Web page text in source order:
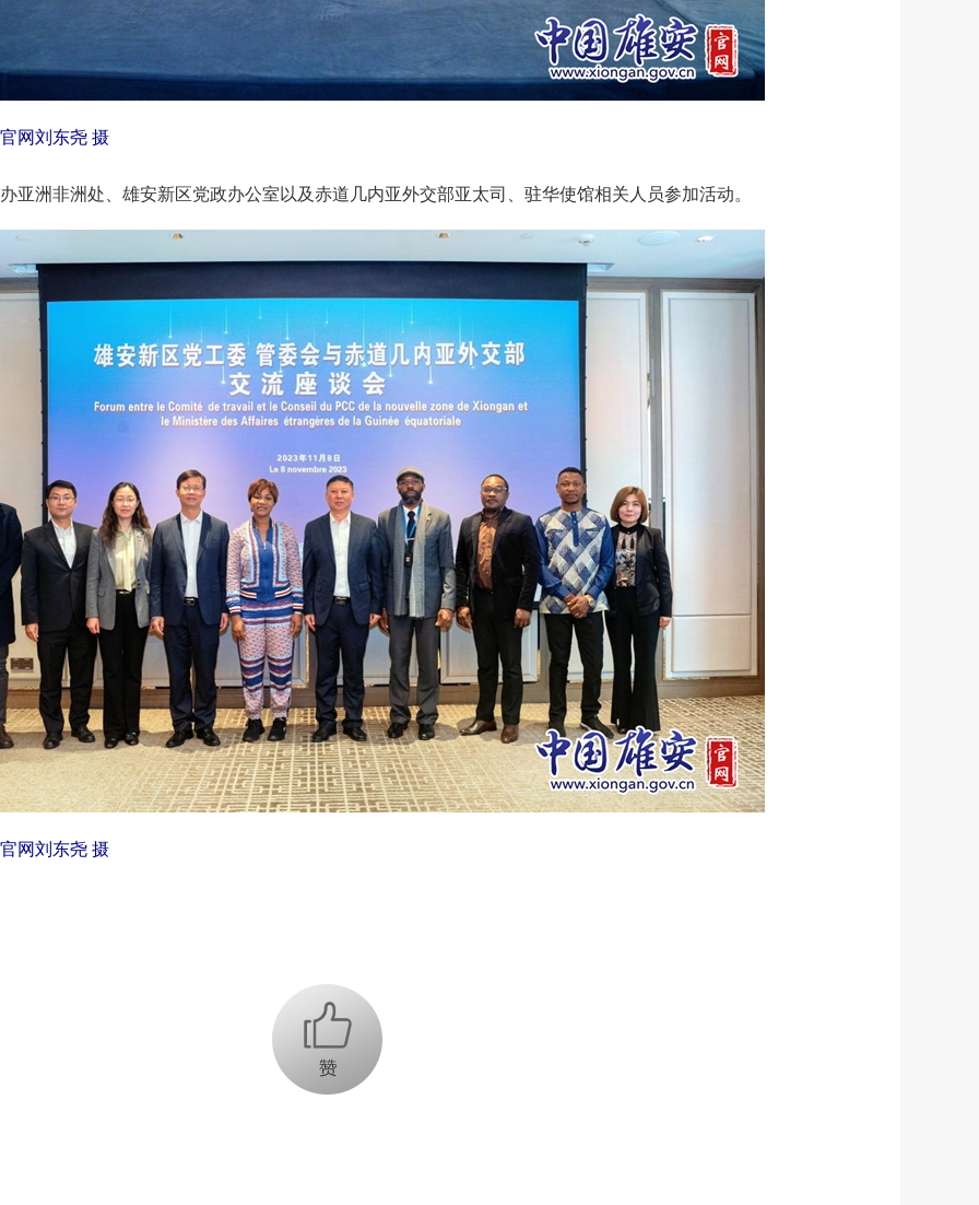
网刘东尧 摄
非洲处、雄安新区党政办公室以及赤道几内亚外交部亚太司、驻华使馆相关人员参加活动。
网刘东尧 摄
+1